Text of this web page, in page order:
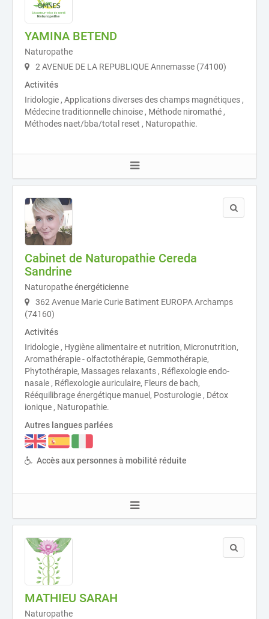
YAMINA BETEND
Naturopathe
2 AVENUE DE LA REPUBLIQUE Annemasse (74100)
Activités
Iridologie , Applications diverses des champs magnétiques ,
Médecine traditionnelle chinoise , Méthode niromathé ,
Méthodes naet/bba/total reset , Naturopathie.
Cabinet de Naturopathie Cereda
Sandrine
Naturopathe énergéticienne
362 Avenue Marie Curie Batiment EUROPA Archamps
(74160)
Activités
Iridologie , Hygiène alimentaire et nutrition, Micronutrition,
Aromathérapie - olfactothérapie, Gemmothérapie,
Phytothérapie, Massages relaxants , Réflexologie endo-
nasale , Réflexologie auriculaire, Fleurs de bach,
Rééquilibrage énergétique manuel, Posturologie , Détox
ionique , Naturopathie.
Autres langues parlées
Accès aux personnes à mobilité réduite
MATHIEU SARAH
Naturopathe